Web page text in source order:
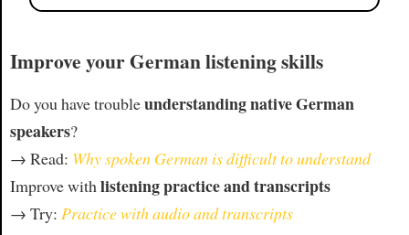
Improve your German listening skills
Do you have troubleunderstanding native German
speakers?
→ Read: Why spoken German is difficult to understand
Improve withlistening practice and transcripts
→ Try: Practice with audio and transcripts